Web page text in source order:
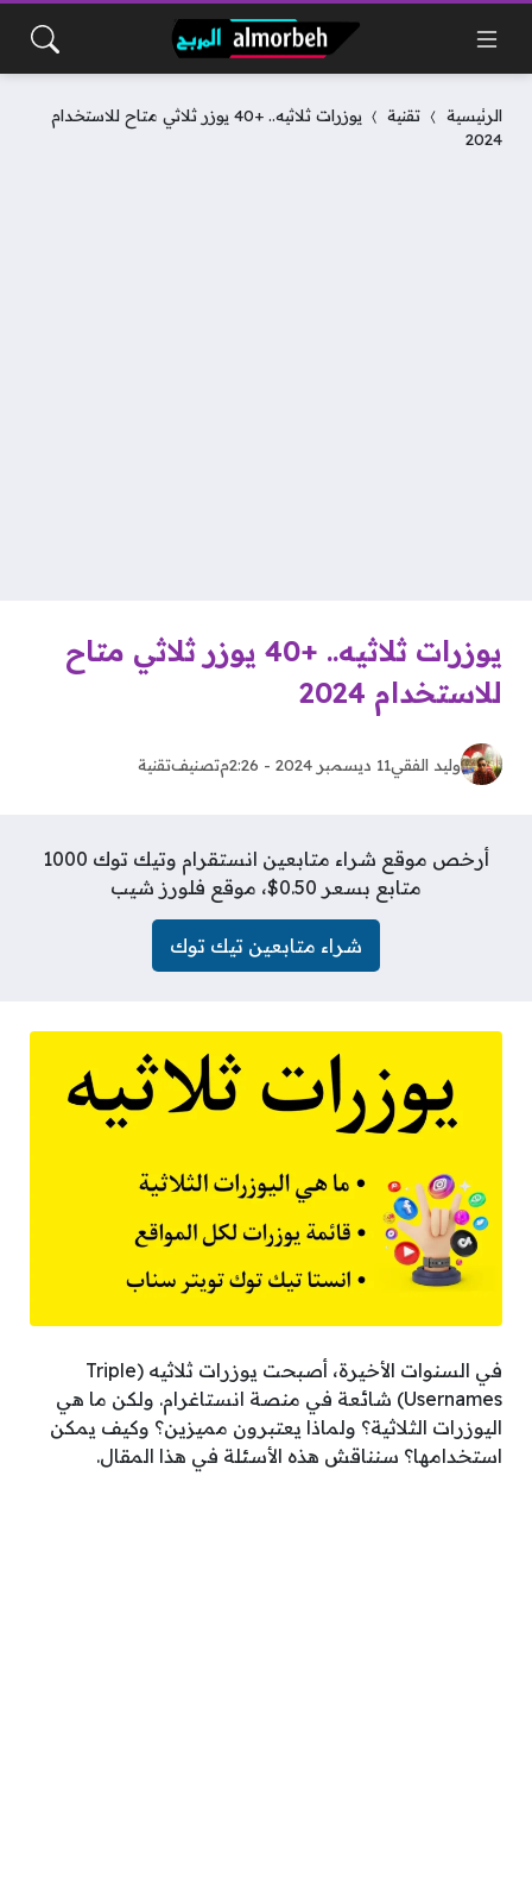
الرئيسية تقنية
يوزرات ثلاثيه.. +40 يوزر ثلاثي متاح للاستخدام
2024
يوزرات ثلاثيه.. +40 يوزر ثلاثي متاح
للاستخدام 2024
وليد الفقي11 ديسمبر 2024 - 2:26م تصنيفتقنية
أرخص موقع شراء متابعين انستقرام وتيك توك 1000
متابع بسعر 0.50$، موقع فلورز شيب
شراء متابعين تيك توك
في السنوات الأخيرة، أصبحت يوزرات ثلاثيه (Triple
Usernames) شائعة في منصة انستاغرام. ولكن ما هي
اليوزرات الثلاثية؟ ولماذا يعتبرون مميزين؟ وكيف يمكن
استخدامها؟ سنناقش هذه الأسئلة في هذا المقال.